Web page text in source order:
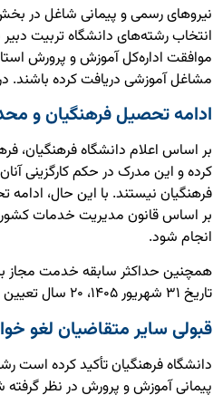
نیروهای رسمی و پیمانی شاغل در
انتخاب رشته‌های دانشگاه تربیت
موافقت اداره‌کل آموزش و پرورش
مشاغل آموزشی دریافت کرده باشند.
ادامه تحصیل فرهنگیان و
بر اساس اعلام دانشگاه فرهنگیان،
کرده و این مدرک در حکم کارگزینی
فرهنگیان نیستند. با این حال،
بر اساس قانون مدیریت خدمات
انجام شود.
همچنین حداکثر سابقه خدمت مجاز
تاریخ ۳۱ شهریور ۱۴۰۵، ۲۰ سال تعیین شده است.
قبولی سایر متقاضیان لغو
دانشگاه فرهنگیان تأکید کرده است
پیمانی آموزش و پرورش در نظر